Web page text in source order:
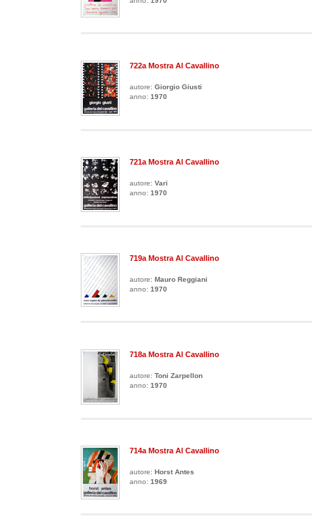
722a Mostra Al Cavallino
autore: Giorgio Giusti
anno: 1970
721a Mostra Al Cavallino
autore: Vari
anno: 1970
719a Mostra Al Cavallino
autore: Mauro Reggiani
anno: 1970
718a Mostra Al Cavallino
autore: Toni Zarpellon
anno: 1970
714a Mostra Al Cavallino
autore: Horst Antes
anno: 1969